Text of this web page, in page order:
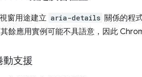
窗用途建立 aria-details 關係的程
其餘應用實例可能不具語意，因此
動支援